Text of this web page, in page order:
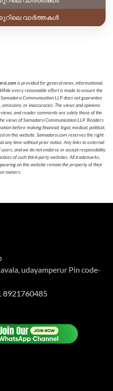
വാർത്തകൾ
is provided for general news, informational,
every reasonable effort is made to ensure the
Communication LLP does not guarantee
or inaccuracies. The views and opinions
and reader comments are solely those of the
views of Samadarsi Communication LLP. Readers
before making financial, legal, medical, political,
on this website. Samadarsi.com reserves the right
any time without prior notice. Any links to external
and we do not endorse or accept responsibility
of such third-party websites. All trademarks,
on this website remain the property of their
owners.
udayamperur Pin code-
8921760485